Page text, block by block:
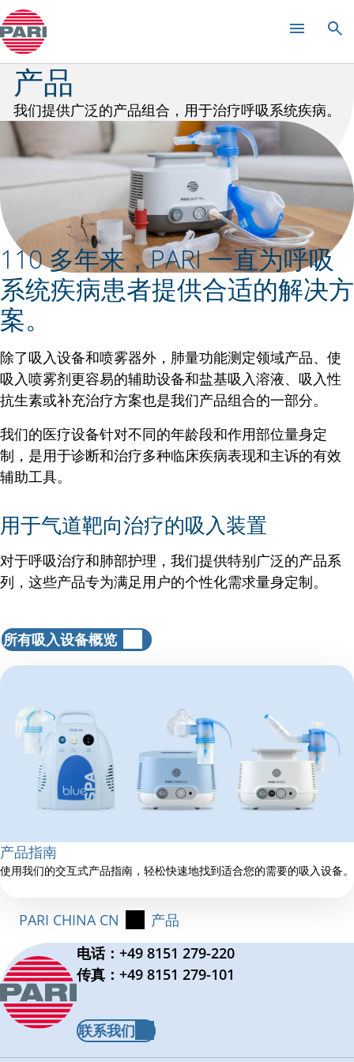
PARI BOY
产品
我们提供广泛的产品组合，用于治疗呼吸系统疾病。
110 多年来，PARI 一直为呼吸
系统疾病患者提供合适的解决方
案。
除了吸入设备和喷雾器外，肺量功能测定领域产品、使
吸入喷雾剂更容易的辅助设备和盐基吸入溶液、吸入性
抗生素或补充治疗方案也是我们产品组合的一部分。
我们的医疗设备针对不同的年龄段和作用部位量身定
制，是用于诊断和治疗多种临床疾病表现和主诉的有效
辅助工具。
用于气道靶向治疗的吸入装置
对于呼吸治疗和肺部护理，我们提供特别广泛的产品系
列，这些产品专为满足用户的个性化需求量身定制。
所有吸入设备概览
产品指南
使用我们的交互式产品指南，轻松快速地找到适合您的需要的吸入设备。
PARI CHINA CN
产品
电话：+49 8151 279-220
传真：+49 8151 279-101
联系我们